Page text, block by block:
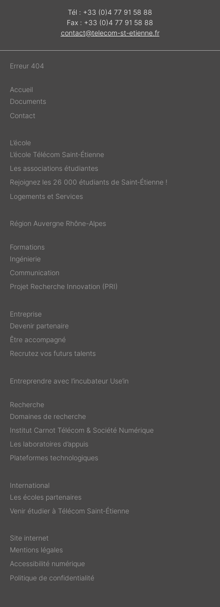
Tél : +33 (0)4 77 91 58 88
Fax : +33 (0)4 77 91 58 88
contact@telecom-st-etienne.fr
Erreur 404
Accueil
Documents
Contact
L’école
L’école Télécom Saint‑Étienne
Les associations étudiantes
Rejoignez les 26 000 étudiants de Saint‑Étienne !
Logements et Services
Région Auvergne Rhône-Alpes
Formations
Ingénierie
Communication
Projet Recherche Innovation (PRI)
Entreprise
Devenir partenaire
Être accompagné
Recrutez vos futurs talents
Entreprendre avec l’incubateur Use’in
Recherche
Domaines de recherche
Institut Carnot Télécom & Société Numérique
Les laboratoires d’appuis
Plateformes technologiques
International
Les écoles partenaires
Venir étudier à Télécom Saint‑Étienne
Site internet
Mentions légales
Accessibilité numérique
Politique de confidentialité